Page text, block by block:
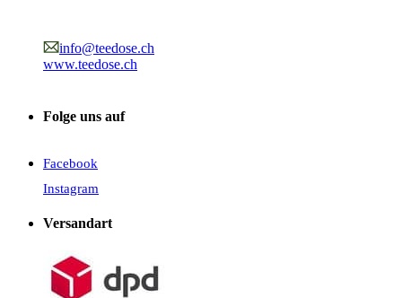
info@teedose.ch
www.teedose.ch
Folge uns auf
Facebook
Instagram
Versandart